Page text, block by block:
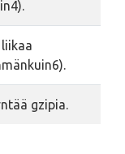
gzipia.